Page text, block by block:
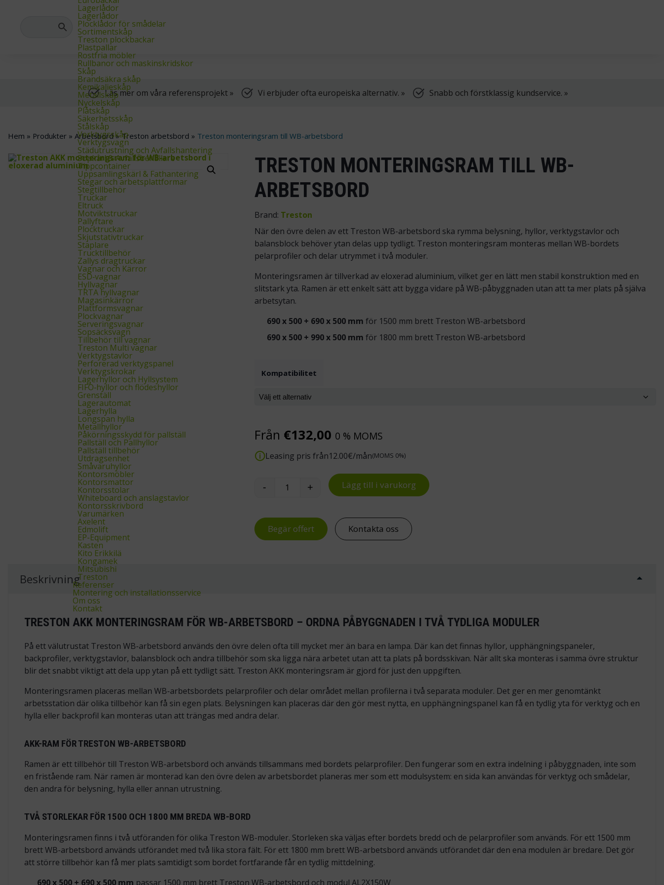
Lagerlådor
Lagerlådor
Plocklådor för smådelar
Sortimentskåp
Treston plockbackar
Plastpallar
Rostfria möbler
Rullbanor och maskinskridskor
Skåp
Brandsäkra skåp
Kemikalieskåp
Metallskåp
Nyckelskåp
Plåtskåp
Säkerhetsskåp
Stålskåp
Verktygsskåp
Verktygsvagn
Städutrustning och Avfallshantering
Sopkärl & Avfallsbehållare
Tippcontainer
Uppsamlingskärl & Fathantering
Stegar och arbetsplattformar
Stegtillbehör
Truckar
Eltruck
Motviktstruckar
Pallyftare
Plocktruckar
Skjutstativtruckar
Staplare
Trucktillbehör
Zallys dragtruckar
Vagnar och Kärror
ESD‑vagnar
Hyllvagnar
TRTA hyllvagnar
Magasinkärror
Plattformsvagnar
Plockvagnar
Serveringsvagnar
Sopsäcksvagn
Tillbehör till vagnar
Treston Multi vagnar
Verktygstavlor
Perforerad verktygspanel
Verktygskrokar
Lagerhyllor och Hyllsystem
FIFO‑hyllor och flödeshyllor
Grenställ
Lagerautomat
Lagerhylla
Longspan hylla
Metallhyllor
Påkörningsskydd för pallställ
Pallställ och Pallhyllor
Pallställ tillbehör
Utdragsenhet
Småvaruhyllor
Kontorsmöbler
Kontorsmattor
Kontorsstolar
Whiteboard och anslagstavlor
Kontorsskrivbord
Varumärken
Axelent
Edmolift
EP-Equipment
Kasten
Kito Erikkilä
Kongamek
Mitsubishi
Treston
Referenser
Montering och installationsservice
Om oss
Kontakt
Läs mer om våra referensprojekt » Vi erbjuder ofta europeiska alternativ. » Snabb och förstklassig kundservice. »
Hem » Produkter » Arbetsbord»Treston arbetsbord » Treston monteringsram till WB-arbetsbord
TRESTON MONTERINGSRAM TILL WB-
ARBETSBORD
Brand: Treston
När den övre delen av ett Treston WB-arbetsbord ska rymma belysning, hyllor, verktygstavlor och
balansblock behöver ytan delas upp tydligt. Treston monteringsram monteras mellan WB-bordets
pelarprofiler och delar utrymmet i två moduler.
Monteringsramen är tillverkad av eloxerad aluminium, vilket ger en lätt men stabil konstruktion med en
slitstark yta. Ramen är ett enkelt sätt att bygga vidare på WB-påbyggnaden utan att ta mer plats på själva
arbetsytan.
690 x 500 + 690 x 500 mm för 1500 mm brett Treston WB-arbetsbord
690 x 500 + 990 x 500 mm för 1800 mm brett Treston WB-arbetsbord
Kompatibilitet
Från €132,00 0 % MOMS
Leasing pris från12.00€/mån(MOMS 0%)
Treston monteringsram till WB-arbetsbord mängd
- + Lägg till i varukorg
Begär offert Kontakta oss
Beskrivning
TRESTON AKK MONTERINGSRAM FÖR WB-ARBETSBORD – ORDNA PÅBYGGNADEN I TVÅ TYDLIGA MODULER
På ett välutrustat Treston WB-arbetsbord används den övre delen ofta till mycket mer än bara en lampa. Där kan det finnas hyllor, upphängningspaneler,
backprofiler, verktygstavlor, balansblock och andra tillbehör som ska ligga nära arbetet utan att ta plats på bordsskivan. När allt ska monteras i samma övre struktur
blir det snabbt viktigt att dela upp ytan på ett tydligt sätt. Treston AKK monteringsram är gjord för just den uppgiften.
Monteringsramen placeras mellan WB-arbetsbordets pelarprofiler och delar området mellan profilerna i två separata moduler. Det ger en mer genomtänkt
arbetsstation där olika tillbehör kan få sin egen plats. Belysningen kan placeras där den gör mest nytta, en upphängningspanel kan få en tydlig yta för verktyg och en
hylla eller backprofil kan monteras utan att trängas med andra delar.
AKK-RAM FÖR TRESTON WB-ARBETSBORD
Ramen är ett tillbehör till Treston WB-arbetsbord och används tillsammans med bordets pelarprofiler. Den fungerar som en extra indelning i påbyggnaden, inte som
en fristående ram. När ramen är monterad kan den övre delen av arbetsbordet planeras mer som ett modulsystem: en sida kan användas för verktyg och smådelar,
den andra för belysning, hylla eller annan utrustning.
TVÅ STORLEKAR FÖR 1500 OCH 1800 MM BREDA WB-BORD
Monteringsramen finns i två utföranden för olika Treston WB-moduler. Storleken ska väljas efter bordets bredd och de pelarprofiler som används. För ett 1500 mm
brett WB-arbetsbord används utförandet med två lika stora fält. För ett 1800 mm brett WB-arbetsbord används utförandet där den ena modulen är bredare. Det gör
att större tillbehör kan få mer plats samtidigt som bordet fortfarande får en tydlig mittdelning.
690 x 500 + 690 x 500 mm passar 1500 mm brett Treston WB-arbetsbord och modul AL2X150W